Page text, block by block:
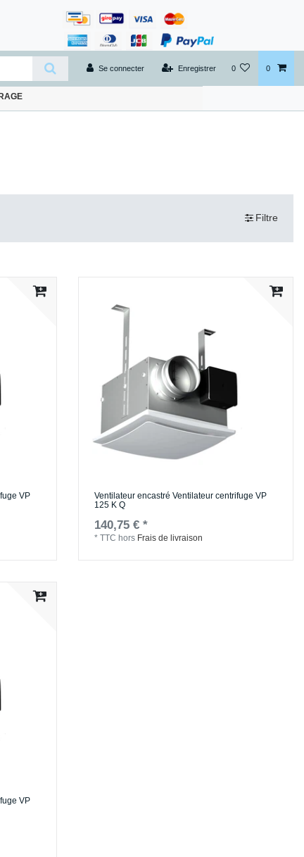
Se connecter Enregistrer 0 0
Filtre
VP
Ventilateur encastré Ventilateur centrifuge VP
125 K Q
140,75 € *
*TTC hors Frais de livraison
VP